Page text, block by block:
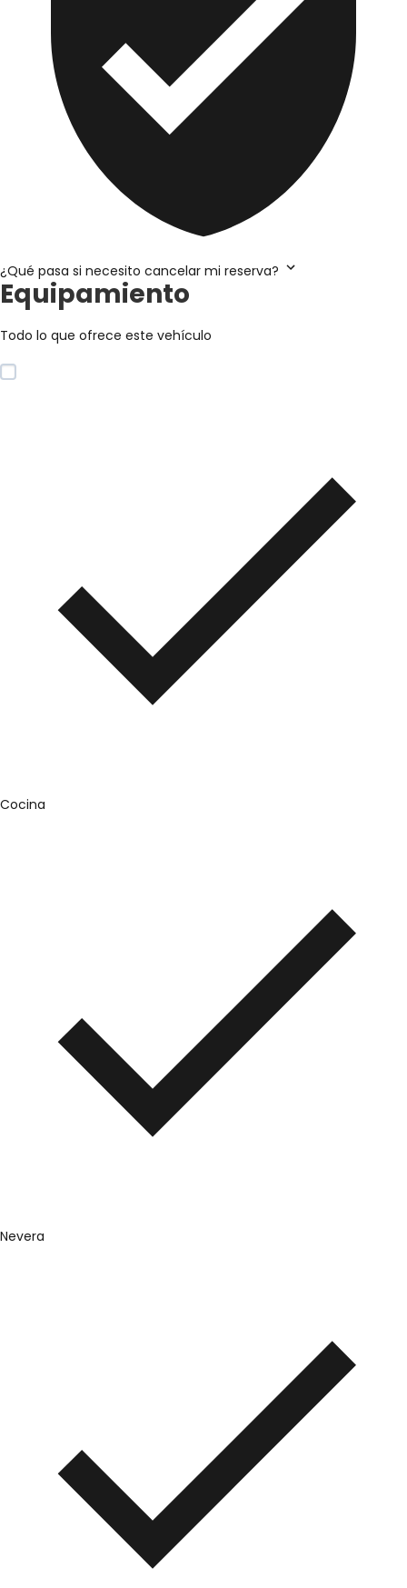
¿Qué pasa si necesito cancelar mi reserva?
Equipamiento
Todo lo que ofrece este vehículo
Cocina
Nevera